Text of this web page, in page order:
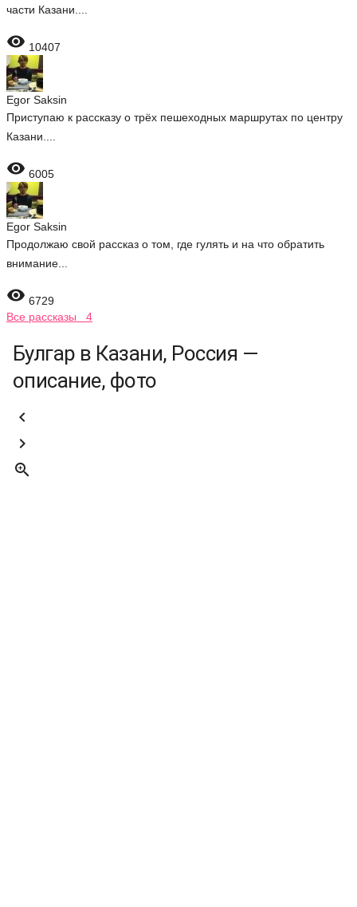
части Казани....
 10407
Egor Saksin
Приступаю к рассказу о трёх пешеходных маршрутах по центру
Казани....
 6005
Egor Saksin
Продолжаю свой рассказ о том, где гулять и на что обратить
внимание...
 6729
Все рассказы 4
Булгар в Казани, Россия —
описание, фото


